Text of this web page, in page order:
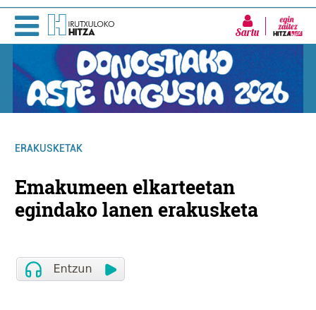
Sartu
ERAKUSKETAK
Emakumeen elkarteetan
egindako lanen erakusketa